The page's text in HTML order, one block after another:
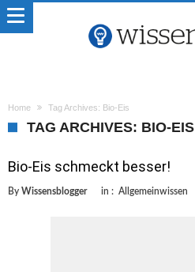
Home Tag Archives: Bio-Eis
TAG ARCHIVES: BIO-EIS
Bio-Eis schmeckt besser!
By Wissensblogger in : Allgemeinwissen